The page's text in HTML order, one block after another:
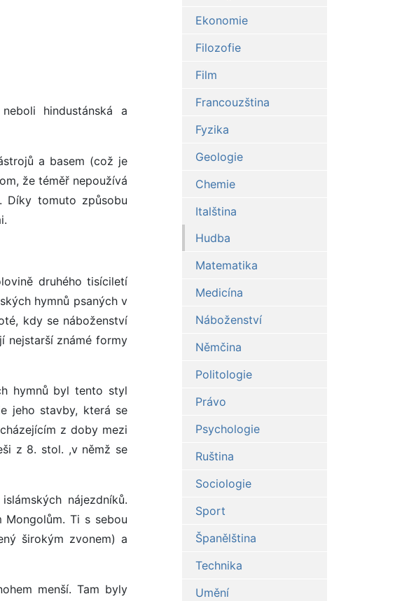
hindustánská a
a basem (což je
že téměř nepoužívá
Díky tomuto způsobu
druhého tisíciletí
hymnů psaných v
kdy se náboženství
nejstarší známé formy
hymnů byl tento styl
jeho stavby, která se
z doby mezi
z 8. stol. ,v němž se
nájezdníků.
Mongolům. Ti s sebou
širokým zvonem) a
menší. Tam byly
Ekonomie
Filozofie
Film
Francouzština
Fyzika
Geologie
Chemie
Italština
Hudba
Matematika
Medicína
Náboženství
Němčina
Politologie
Právo
Psychologie
Ruština
Sociologie
Sport
Španělština
Technika
Umění